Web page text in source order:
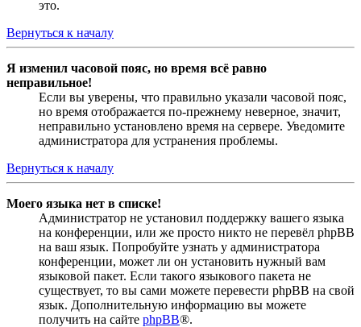
это.
Вернуться к началу
Я изменил часовой пояс, но время всё равно
неправильное!
Если вы уверены, что правильно указали часовой пояс,
но время отображается по-прежнему неверное, значит,
неправильно установлено время на сервере. Уведомите
администратора для устранения проблемы.
Вернуться к началу
Моего языка нет в списке!
Администратор не установил поддержку вашего языка
на конференции, или же просто никто не перевёл phpBB
на ваш язык. Попробуйте узнать у администратора
конференции, может ли он установить нужный вам
языковой пакет. Если такого языкового пакета не
существует, то вы сами можете перевести phpBB на свой
язык. Дополнительную информацию вы можете
получить на сайте phpBB®.